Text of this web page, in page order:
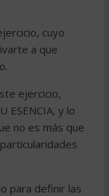
cuyo
a que
ejercicio,
ESENCIA, y lo
no es más que
para definir las